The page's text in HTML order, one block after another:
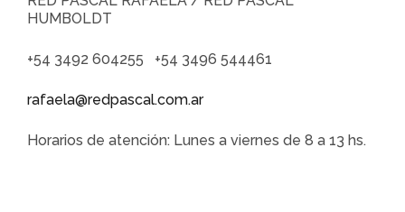
HUMBOLDT
+54 3492 604255 +54 3496 544461
rafaela@redpascal.com.ar
Horarios de atención: Lunes a viernes de 8 a 13 hs.